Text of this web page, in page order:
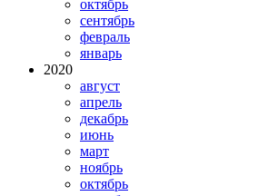
октябрь
сентябрь
февраль
январь
2020
август
апрель
декабрь
июнь
март
ноябрь
октябрь